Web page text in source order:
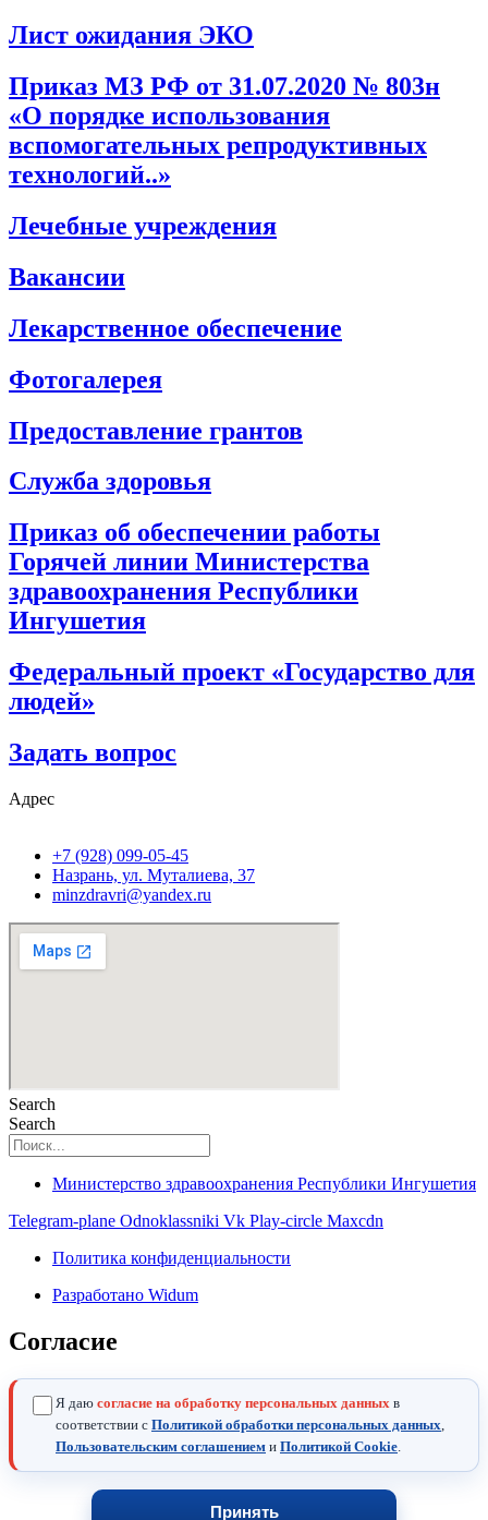
Лист ожидания ЭКО
Приказ МЗ РФ от 31.07.2020 № 803н
«О порядке использования
вспомогательных репродуктивных
технологий..»
Лечебные учреждения
Вакансии
Лекарственное обеспечение
Фотогалерея
Предоставление грантов
Служба здоровья
Приказ об обеспечении работы
Горячей линии Министерства
здравоохранения Республики
Ингушетия
Федеральный проект «Государство для
людей»
Задать вопрос
Адрес
+7 (928) 099-05-45
Назрань, ул. Муталиева, 37
minzdravri@yandex.ru
Search
Search
Министерство здравоохранения Республики Ингушетия
Telegram-plane Odnoklassniki Vk Play-circle Maxcdn
Политика конфиденциальности
Разработано Widum
Согласие
Я даю согласие на обработку персональных данных в
соответствии с Политикой обработки персональных данных
Пользовательским соглашением и Политикой Cookie
Принять